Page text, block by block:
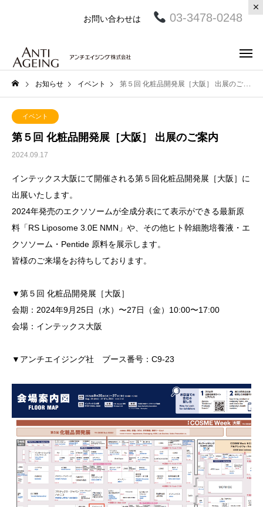
お問い合わせは 03-3478-0248
お知らせ イベント 第５回 化粧品開発展［大阪］ 出展のご案内
イベント
第５回 化粧品開発展［大阪］ 出展のご案内
2024.09.17
インテックス大阪にて開催される第５回化粧品開発展［大阪］に
出展いたします。
2024年発売のエクソソームが全成分表にて表示ができる最新原
料「RS Liposome 3.0E NMN」や、その他ヒト幹細胞培養液・エ
クソソーム・Pentide 原料を展示します。
皆様のご来場をお待ちしております。
▼第５回 化粧品開発展［大阪］
会期：2024年9月25日（水）〜27日（金）10:00〜17:00
会場：インテックス大阪
▼アンチエイジング社 ブース番号：C9-23